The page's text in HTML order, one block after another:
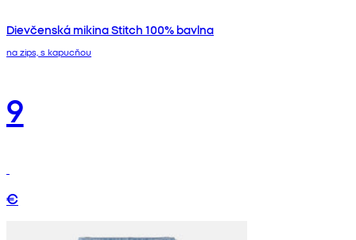
Dievčenská mikina Stitch 100% bavlna
na zips, s kapucňou
9
€